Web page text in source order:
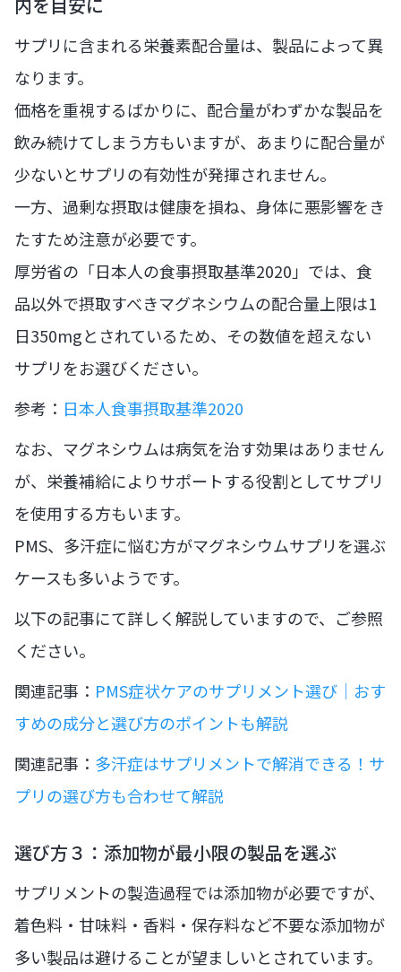
サプリに含まれる栄養素配合量は、製品によって異
なります。
価格を重視するばかりに、配合量がわずかな製品を
飲み続けてしまう方もいますが、あまりに配合量が
少ないとサプリの有効性が発揮されません。
一方、過剰な摂取は健康を損ね、身体に悪影響をき
たすため注意が必要です。
厚労省の「日本人の食事摂取基準2020」では、食
品以外で摂取すべきマグネシウムの配合量上限は1
日350mgとされているため、その数値を超えない
サプリをお選びください。
参考： 日本人食事摂取基準2020
なお、マグネシウムは病気を治す効果はありません
が、栄養補給によりサポートする役割としてサプリ
を使用する方もいます。
PMS、多汗症に悩む方がマグネシウムサプリを選ぶ
ケースも多いようです。
以下の記事にて詳しく解説していますので、ご参照
ください。
関連記事： PMS症状ケアのサプリメント選び｜おす
すめの成分と選び方のポイントも解説
関連記事： 多汗症はサプリメントで解消できる！サ
プリの選び方も合わせて解説
選び方３：添加物が最小限の製品を選ぶ
サプリメントの製造過程では添加物が必要ですが、
着色料・甘味料・香料・保存料など不要な添加物が
多い製品は避けることが望ましいとされています。